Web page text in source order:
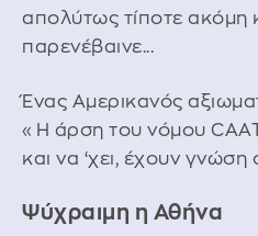
απολύτως τίποτε ακόμη
παρενέβαινε...
Ένας Αμερικανός
«Η άρση του νόμου
και να ‘χει, έχουν γνώση
Ψύχραιμη η Αθήνα